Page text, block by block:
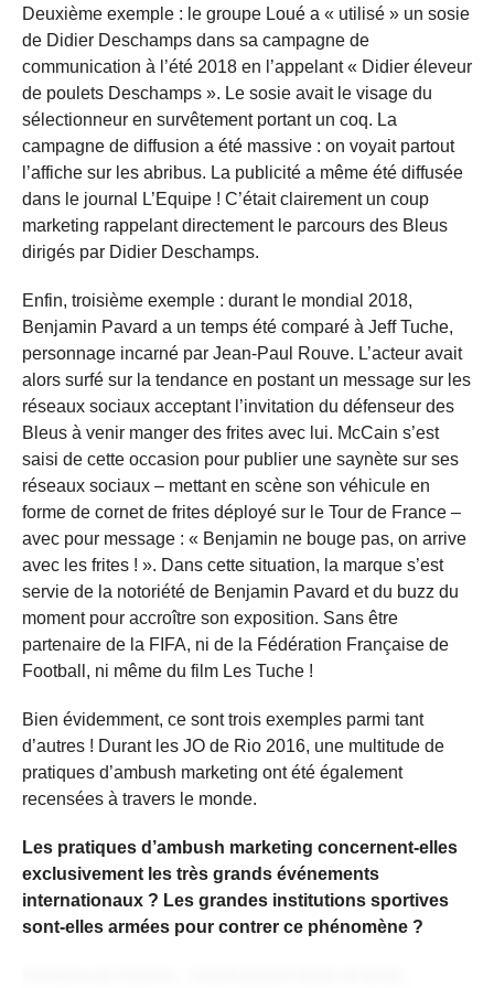
Deuxième exemple : le groupe Loué a « utilisé » un sosie
de Didier Deschamps dans sa campagne de
communication à l’été 2018 en l’appelant « Didier éleveur
de poulets Deschamps ». Le sosie avait le visage du
sélectionneur en survêtement portant un coq. La
campagne de diffusion a été massive : on voyait partout
l’affiche sur les abribus. La publicité a même été diffusée
dans le journal L’Equipe ! C’était clairement un coup
marketing rappelant directement le parcours des Bleus
dirigés par Didier Deschamps.
Enfin, troisième exemple : durant le mondial 2018,
Benjamin Pavard a un temps été comparé à Jeff Tuche,
personnage incarné par Jean-Paul Rouve. L’acteur avait
alors surfé sur la tendance en postant un message sur les
réseaux sociaux acceptant l’invitation du défenseur des
Bleus à venir manger des frites avec lui. McCain s’est
saisi de cette occasion pour publier une saynète sur ses
réseaux sociaux – mettant en scène son véhicule en
forme de cornet de frites déployé sur le Tour de France –
avec pour message : « Benjamin ne bouge pas, on arrive
avec les frites ! ». Dans cette situation, la marque s’est
servie de la notoriété de Benjamin Pavard et du buzz du
moment pour accroître son exposition. Sans être
partenaire de la FIFA, ni de la Fédération Française de
Football, ni même du film Les Tuche !
Bien évidemment, ce sont trois exemples parmi tant
d’autres ! Durant les JO de Rio 2016, une multitude de
pratiques d’ambush marketing ont été également
recensées à travers le monde.
Les pratiques d’ambush marketing concernent-elles
exclusivement les très grands événements
internationaux ? Les grandes institutions sportives
sont-elles armées pour contrer ce phénomène ?